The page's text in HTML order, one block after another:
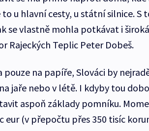
to u hlavní cesty, u státní silnice. S
se vlastně mohla potkávat i
Rajeckých Teplic Peter Dobeš.
pouze na papíře, Slováci by
jaře nebo v létě. I kdyby tou
aspoň základy pomníku.
(v přepočtu přes 350 tisíc